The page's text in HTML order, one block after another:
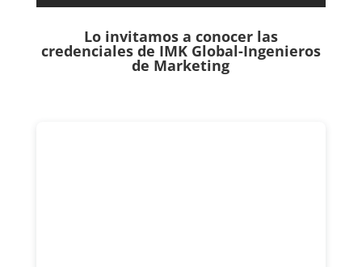
Lo invitamos a conocer las
credenciales de IMK Global-Ingenieros
de Marketing